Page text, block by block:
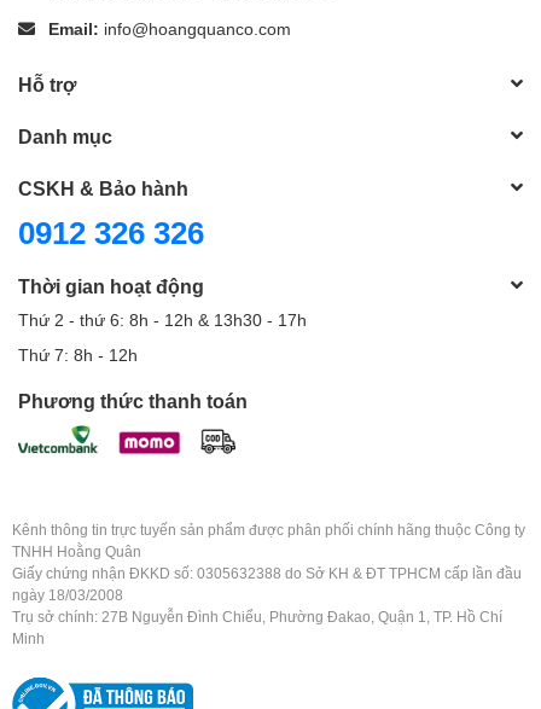
Email: info@hoangquanco.com
Hỗ trợ
Danh mục
CSKH & Bảo hành
0912 326 326
Thời gian hoạt động
Thứ 2 - thứ 6: 8h - 12h & 13h30 - 17h
Thứ 7: 8h - 12h
Phương thức thanh toán
Kênh thông tin trực tuyến sản phẩm được phân phối chính hãng thuộc Công ty
TNHH Hoằng Quân
Giấy chứng nhận ĐKKD số: 0305632388 do Sở KH & ĐT TPHCM cấp lần đầu
ngày 18/03/2008
Trụ sở chính: 27B Nguyễn Đình Chiểu, Phường Đakao, Quận 1, TP. Hồ Chí
Minh